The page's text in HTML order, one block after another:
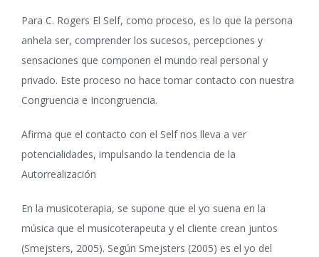
Para C. Rogers El Self, como proceso, es lo que la persona
anhela ser, comprender los sucesos, percepciones y
sensaciones que componen el mundo real personal y
privado. Este proceso no hace tomar contacto con nuestra
Congruencia e Incongruencia.
Afirma que el contacto con el Self nos lleva a ver
potencialidades, impulsando la tendencia de la
Autorrealización
En la musicoterapia, se supone que el yo suena en la
música que el musicoterapeuta y el cliente crean juntos
(Smejsters, 2005). Según Smejsters (2005) es el yo del